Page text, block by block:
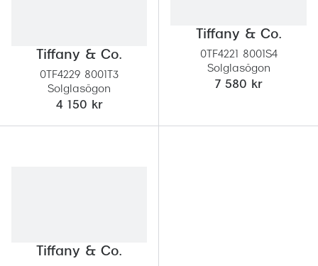
Tiffany & Co.
0TF4229 8001T3
Solglasögon
4 150 kr
Tiffany & Co.
0TF4221 8001S4
Solglasögon
7 580 kr
Tiffany & Co.